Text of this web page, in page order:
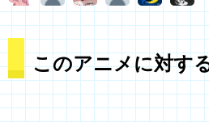
このアニメに対す